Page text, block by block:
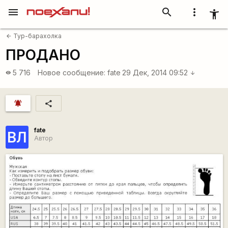
more_vert accessibility_new
search
menu
arrow_back Тур-барахолка
ПРОДАНО
visibility 5 716 Новое сообщение: fate 29 Дек, 2014 09:52 arrow_downward
notifications_active share
ВЛ
fate
Автор